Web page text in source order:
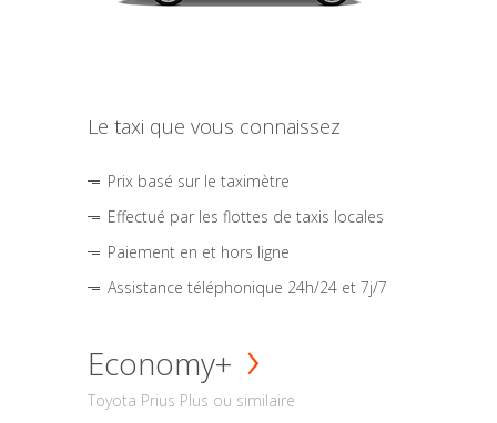
Le taxi que vous connaissez
Prix basé sur le taximètre
Effectué par les flottes de taxis locales
Paiement en et hors ligne
Assistance téléphonique 24h/24 et 7j/7
Economy+
Toyota Prius Plus ou similaire